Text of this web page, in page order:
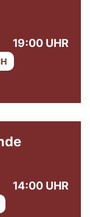
19:00 UHR
14:00 UHR